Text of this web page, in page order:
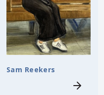
Sam Reekers